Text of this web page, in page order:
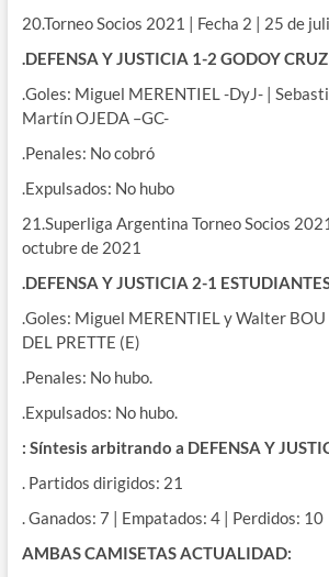
20.Torneo Socios 2021 | Fecha 2 | 25 de
.DEFENSA Y JUSTICIA 1-2 GODOY CRUZ
.Goles: Miguel MERENTIEL -DyJ- |
Martín OJEDA –GC-
.Penales: No cobró
.Expulsados: No hubo
21.Superliga Argentina Torneo Socios
octubre de 2021
.DEFENSA Y JUSTICIA 2-1
.Goles: Miguel MERENTIEL y Walter
DEL PRETTE (E)
.Penales: No hubo.
.Expulsados: No hubo.
: Síntesis arbitrando a DEFENSA Y
. Partidos dirigidos: 21
. Ganados: 7 | Empatados: 4 | Perdidos: 10
AMBAS CAMISETAS ACTUALIDAD: